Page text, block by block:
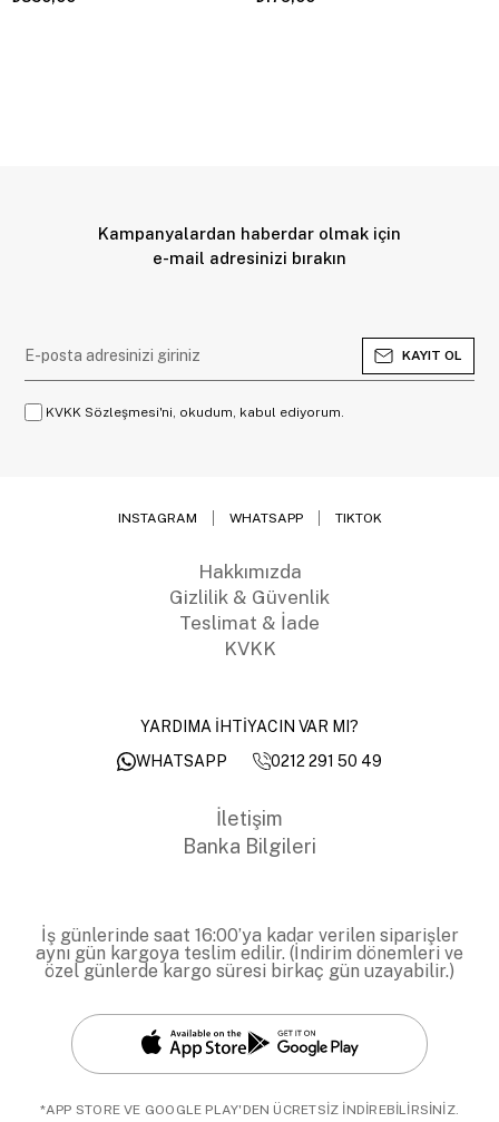
Kampanyalardan haberdar olmak için
e-mail adresinizi bırakın
KAYIT OL
KVKK Sözleşmesi'ni, okudum, kabul ediyorum.
INSTAGRAM WHATSAPP TIKTOK
Hakkımızda
Gizlilik & Güvenlik
Teslimat & İade
KVKK
YARDIMA İHTİYACIN VAR MI?
WHATSAPP
0212 291 50 49
İletişim
Banka Bilgileri
İş günlerinde saat 16:00’ya kadar verilen siparişler
aynı gün kargoya teslim edilir. (İndirim dönemleri ve
özel günlerde kargo süresi birkaç gün uzayabilir.)
*APP STORE VE GOOGLE PLAY'DEN ÜCRETSİZ İNDİREBİLİRSİNİZ.